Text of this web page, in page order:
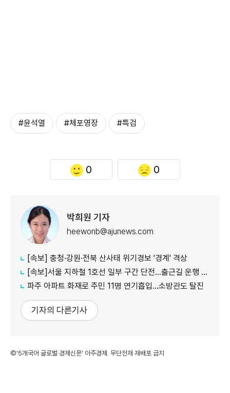
#윤석열 #체포영장 #특검
0 0
박희원 기자
heewonb@ajunews.com
[속보] 충청·강원·전북 산사태 위기경보 '경계' 격상
[속보]서울 지하철 1호선 일부 구간 단전…출근길 운행 지연
파주 아파트 화재로 주민 11명 연기흡입…소방관도 탈진
기자의 다른기사
©'5개국어 글로벌 경제신문' 아주경제. 무단전재·재배포 금지